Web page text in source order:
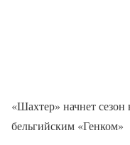
«Шахтер» начнет
бельгийским «Генком»